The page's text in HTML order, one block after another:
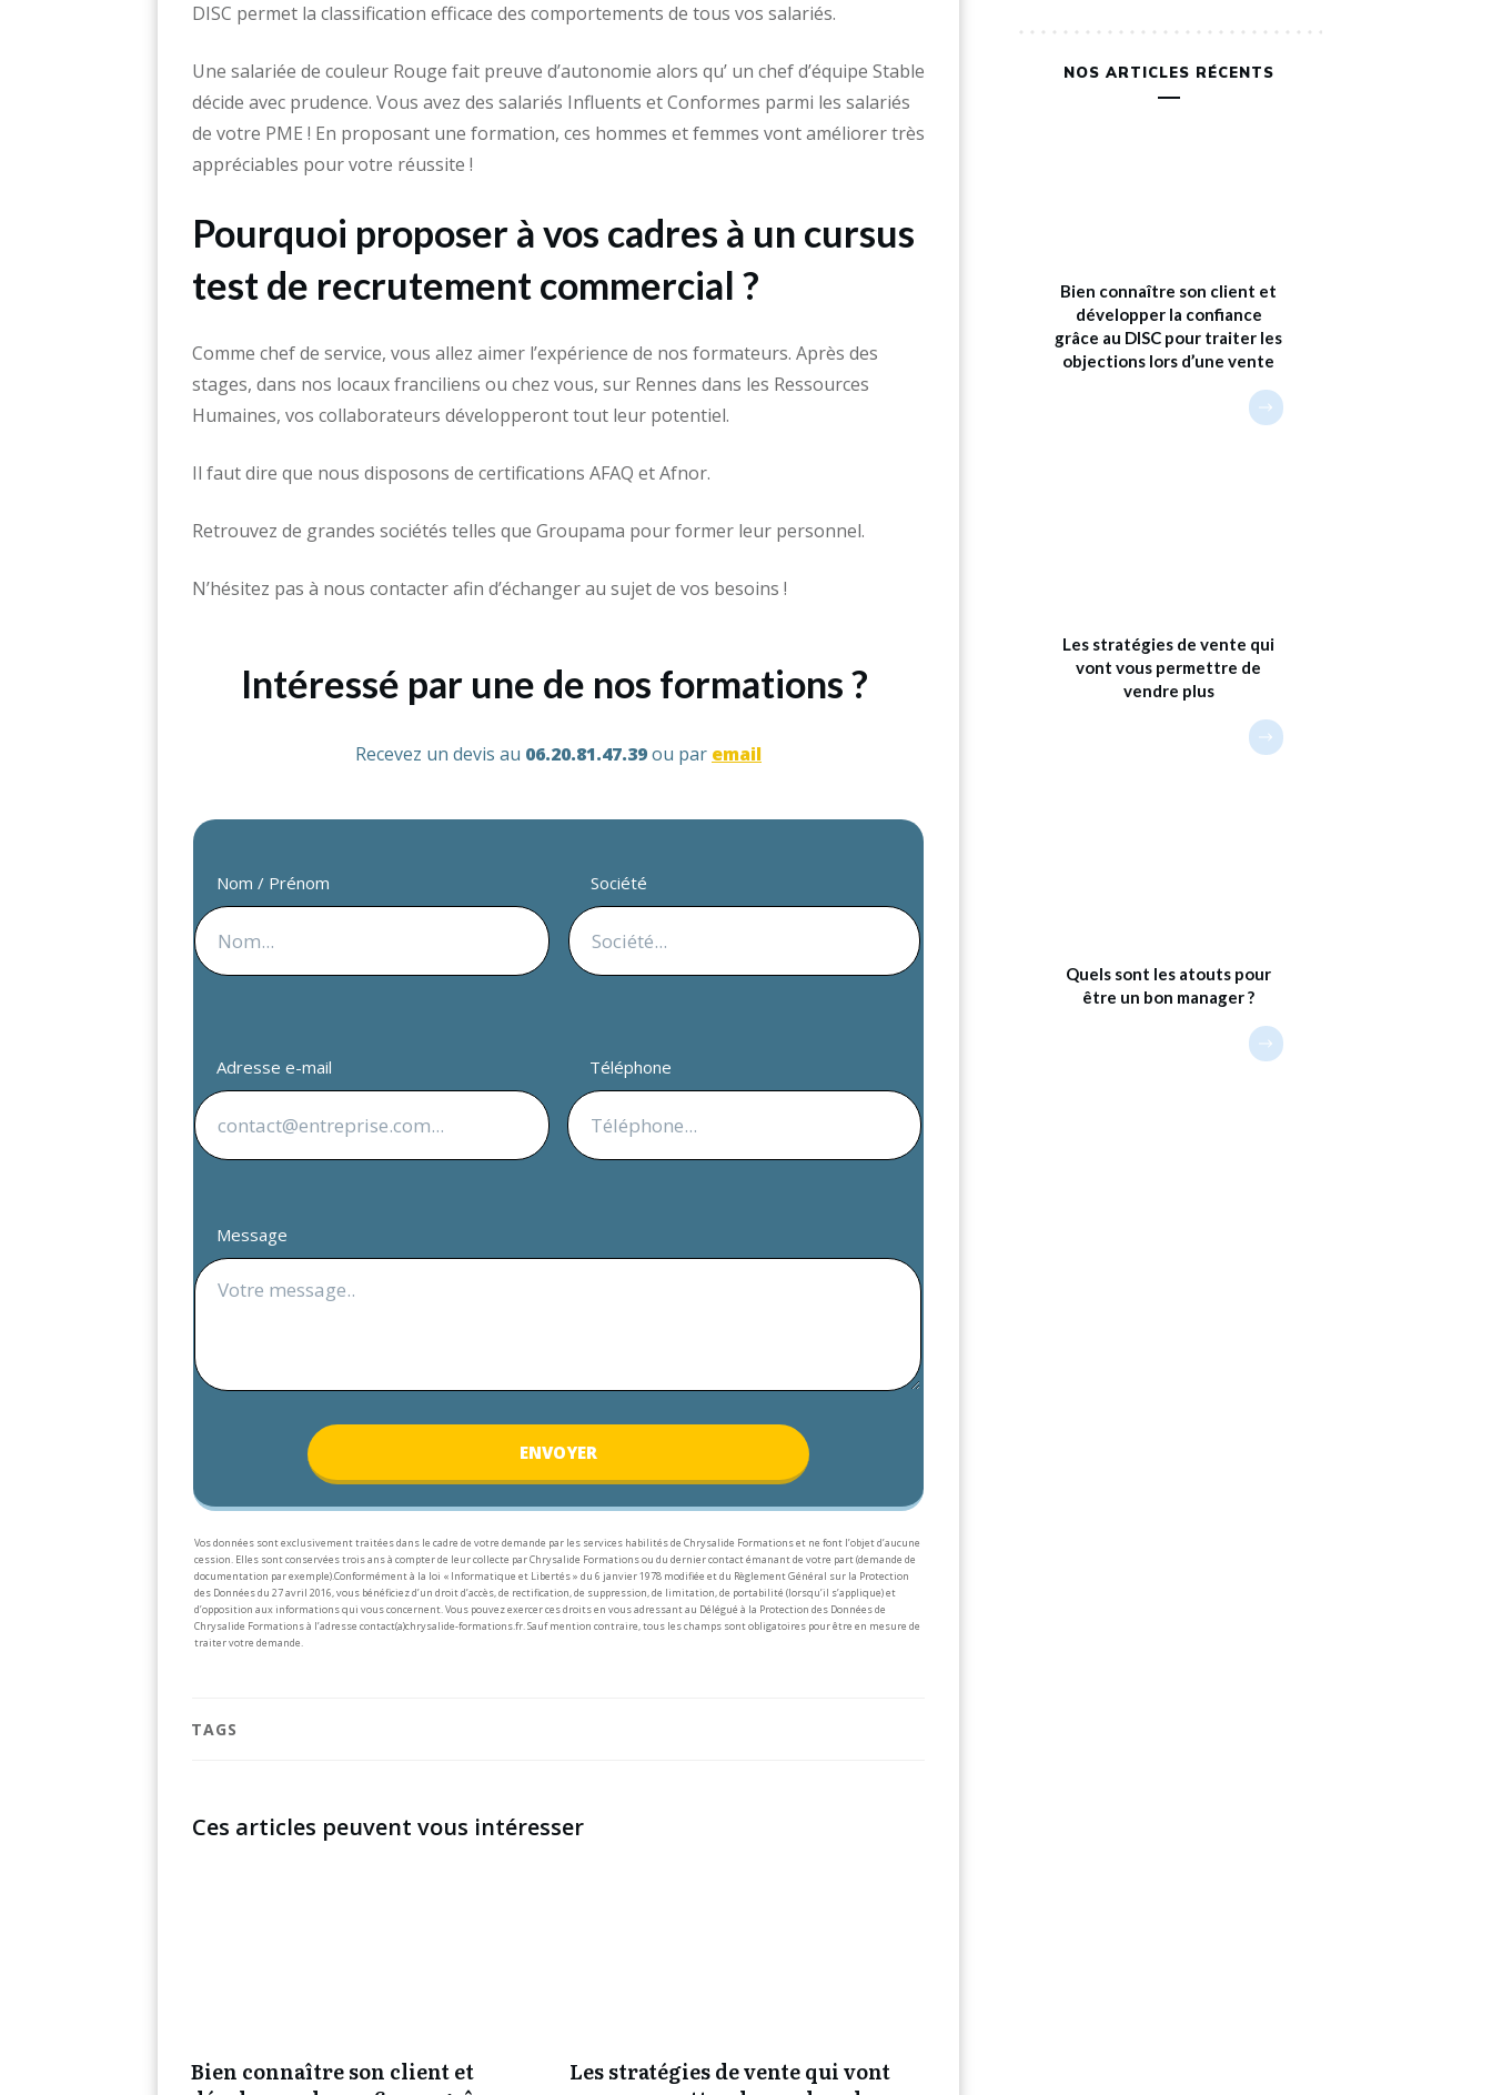
DISC permet la classification efficace des comportements de tous vos salariés.
Une salariée de couleur Rouge fait preuve d’autonomie alors qu’ un chef d’équipe Stable
décide avec prudence. Vous avez des salariés Influents et Conformes parmi les salariés
de votre PME ! En proposant une formation, ces hommes et femmes vont améliorer très
appréciables pour votre réussite !
Pourquoi proposer à vos cadres à un cursus
test de recrutement commercial ?
Comme chef de service, vous allez aimer l’expérience de nos formateurs. Après des
stages, dans nos locaux franciliens ou chez vous, sur Rennes dans les Ressources
Humaines, vos collaborateurs développeront tout leur potentiel.
Il faut dire que nous disposons de certifications AFAQ et Afnor.
Retrouvez de grandes sociétés telles que Groupama pour former leur personnel.
N’hésitez pas à nous contacter afin d’échanger au sujet de vos besoins !
Intéressé par une de nos formations ?
Recevez un devis au 06.20.81.47.39ou par email
Nom / Prénom Société
Adresse e-mail Téléphone
Message
ENVOYER
Vos données sont exclusivement traitées dans le cadre de votre demande par les services habilités de Chrysalide Formations et ne font l’objet d’aucune
cession. Elles sont conservées trois ans à compter de leur collecte par Chrysalide Formations ou du dernier contact émanant de votre part (demande de
documentation par exemple).Conformément à la loi « Informatique et Libertés » du 6 janvier 1978 modifiée et du Règlement Général sur la Protection
des Données du 27 avril 2016, vous bénéficiez d’un droit d’accès, de rectification, de suppression, de limitation, de portabilité (lorsqu’il s’applique) et
d’opposition aux informations qui vous concernent. Vous pouvez exercer ces droits en vous adressant au Délégué à la Protection des Données de
Chrysalide Formations à l’adresse contact(a)chrysalide-formations.fr.Sauf mention contraire, tous les champs sont obligatoires pour être en mesure de
traiter votre demande.
TAGS
Ces articles peuvent vous intéresser
Bien connaître son client et
Les stratégies de vente qui vont
NOS ARTICLES RÉCENTS
Bien connaître son client et
développer la confiance
grâce au DISC pour traiter les
objections lors d’une vente
Les stratégies de vente qui
vont vous permettre de
vendre plus
Quels sont les atouts pour
être un bon manager ?